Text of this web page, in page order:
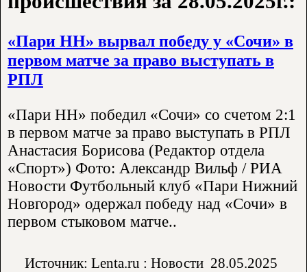
«Пари НН» вырвал победу у «Сочи» в
первом матче за право выступать в
РПЛ
«Пари НН» победил «Сочи» со счетом 2:1
в первом матче за право выступать в РПЛ
Анастасия Борисова (Редактор отдела
«Спорт») Фото: Александр Вильф / РИА
Новости Футбольный клуб «Пари Нижний
Новгород» одержал победу над «Сочи» в
первом стыковом матче..
Источник: Lenta.ru : Новости 28.05.2025